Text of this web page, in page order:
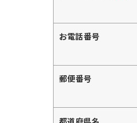
お電話番号
郵便番号
都道府県名